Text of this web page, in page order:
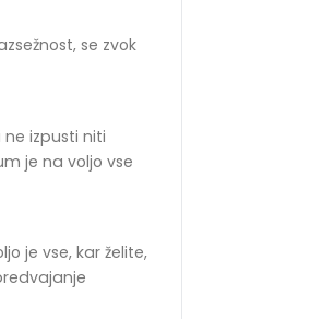
se zvok
izpusti niti
je na voljo vse
je vse, kar želite,